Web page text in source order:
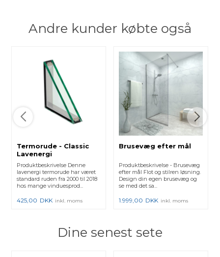
Andre kunder købte også
Termorude - Classic
Lavenergi
Produktbeskrivelse Denne
lavenergi termorude har været
standard ruden fra 2000 til 2018
hos mange vinduesprod...
425,00 DKK inkl. moms
Brusevæg efter mål
Produktbeskrivelse - Brusevæg
efter mål Flot og stilren løsning.
Design din egen brusevæg og
se med det sa...
1.999,00 DKK inkl. moms
Dine senest sete